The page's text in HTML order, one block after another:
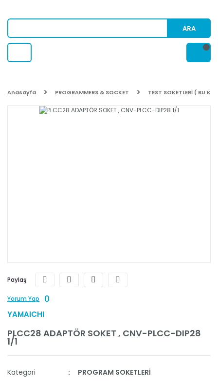
ARA
Anasayfa PROGRAMMERS & SOCKET TEST SOKETLERİ ( BU
Paylaş
Yorum Yap 0
YAMAICHI
PLCC28 ADAPTÖR SOKET , CNV-PLCC-DIP28
1/1
Kategori
PROGRAM SOKETLERİ